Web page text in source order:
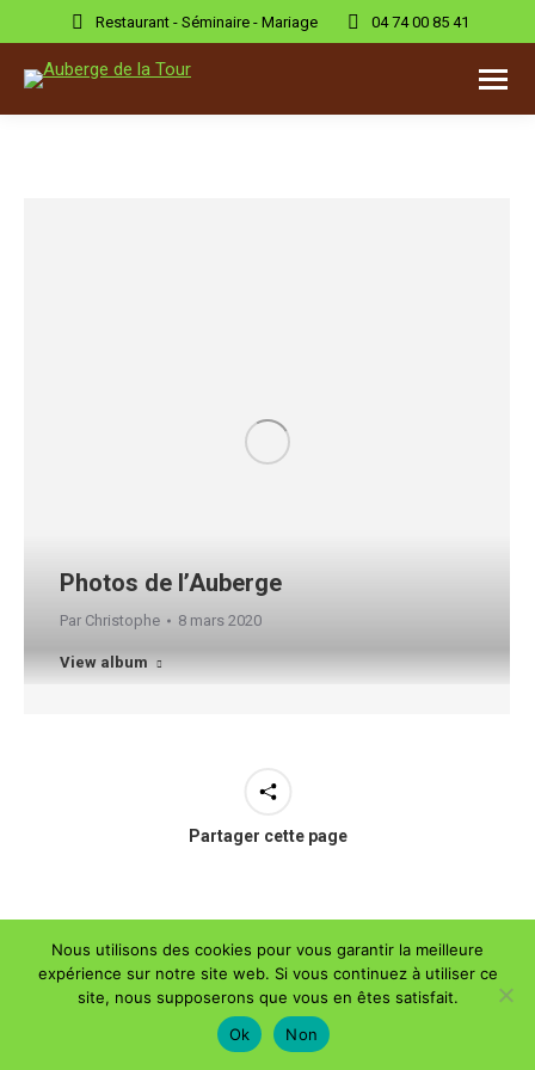
Restaurant - Séminaire - Mariage 04 74 00 85 41
Photos de l’Auberge
Par Christophe 8 mars 2020
View album
Partager cette page
Dream-Theme — trulypremium WordPress themes
Contact
2026 - Auberge De La Tour - Tous droits réservés
Nous utilisons des cookies pour vous garantir la meilleure
expérience sur notre site web. Si vous continuez à utiliser ce
site, nous supposerons que vous en êtes satisfait.
Ok
Non